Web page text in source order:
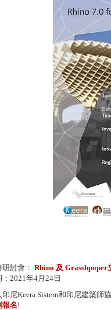
討會： Rhino 及
：2021年4月24日
印尼Keera Sistern和印尼建築師
報名!